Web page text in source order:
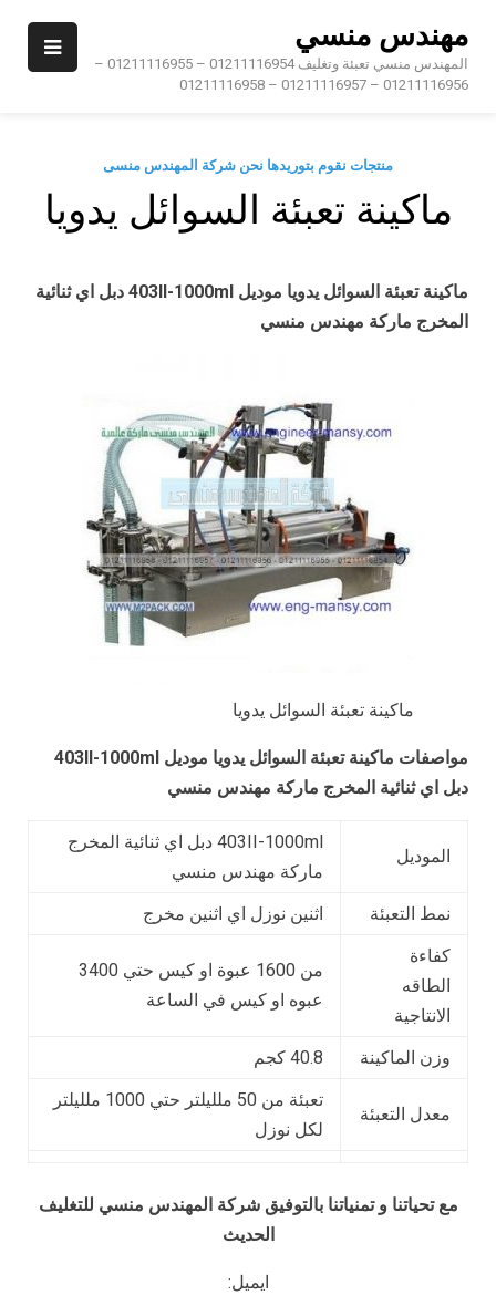
content
مهندس منسي
المهندس منسي تعبئة وتغليف 01211116954 – 01211116955 –
01211116956 – 01211116957 – 01211116958
منتجات نقوم بتوريدها نحن شركة المهندس منسى
ماكينة تعبئة السوائل يدويا
ماكينة تعبئة السوائل يدويا موديل 403II-1000ml دبل اي ثنائية
المخرج ماركة مهندس منسي
ماكينة تعبئة السوائل يدويا
مواصفات ماكينة تعبئة السوائل يدويا موديل 403II-1000ml
دبل اي ثنائية المخرج ماركة مهندس منسي
الموديل
403II-1000ml دبل اي ثنائية المخرج
ماركة مهندس منسي
نمط التعبئة
اثنين نوزل اي اثنين مخرج
كفاءة
الطاقه
الانتاجية
من 1600 عبوة او كيس حتي 3400
عبوه او كيس في الساعة
وزن الماكينة 40.8 كجم
معدل التعبئة
تعبئة من 50 ملليلتر حتي 1000 ملليلتر
لكل نوزل
مع تحياتنا و تمنياتنا بالتوفيق شركة المهندس منسي للتغليف
الحديث
ايميل: